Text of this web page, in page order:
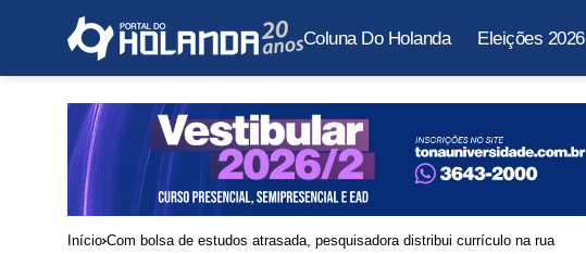
Coluna Do Holanda Eleições 2026
Início Com bolsa de estudos atrasada, pesquisadora distribui currículo na rua